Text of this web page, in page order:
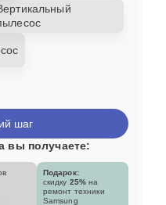
шаг
вы получаете:
Подарок:
скидку 25% на
ремонт техники
Samsung